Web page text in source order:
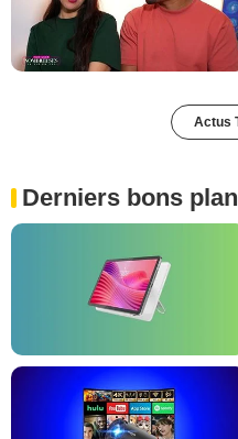
Actus
Derniers bons